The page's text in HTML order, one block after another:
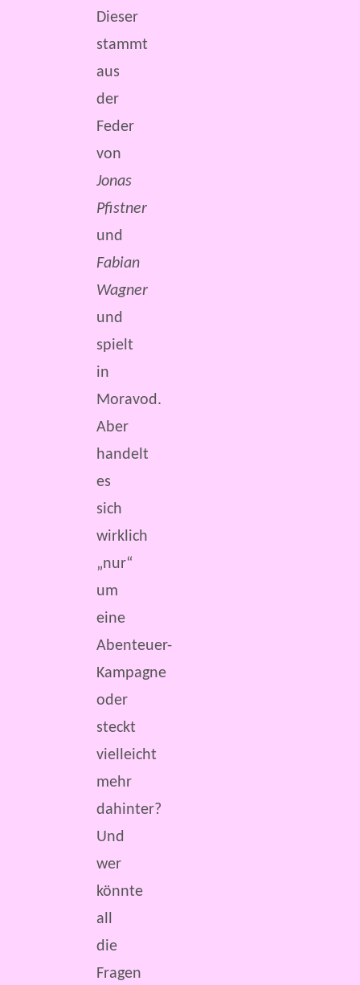
Dieser
stammt
aus
der
Feder
von
Jonas
Pfistner
und
Fabian
Wagner
und
spielt
in
Moravod.
Aber
handelt
es
sich
wirklich
„nur“
um
eine
Abenteuer-
Kampagne
oder
steckt
vielleicht
mehr
dahinter?
Und
wer
könnte
all
die
Fragen